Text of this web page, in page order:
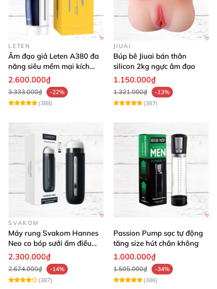
LETEN
Âm đạo giả Leten A380 đa
năng siêu mềm mại kích
thích phái mạnh
2.600.000₫
3.333.000₫
-22%
(388)
JIUAI
Búp bê Jiuai bán thân
silicon 2kg ngực âm đạo
1.150.000₫
1.321.000₫
-13%
(387)
SVAKOM
Máy rung Svakom Hannes
Neo co bóp sưởi ấm điều
khiển app
2.300.000₫
2.674.000₫
-14%
(387)
Passion Pump sạc tự động
tăng size hút chân không
1.000.000₫
1.505.000₫
-34%
(386)